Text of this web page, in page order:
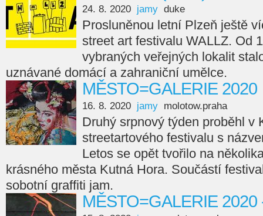
24. 8. 2020 jamy duke
Prosluněnou letní Plzeň ještě
street art festivalu WALLZ. Od
vybraných veřejných lokalit
uznávané domácí a zahraniční umělce.
MĚSTO=GALERIE 2020
16. 8. 2020 jamy molotow.praha
Druhý srpnový týden proběhl v
streetartového festivalu s
Letos se opět tvořilo na
krásného města Kutná Hora. Součástí
sobotní graffiti jam.
MĚSTO=GALERIE 2020